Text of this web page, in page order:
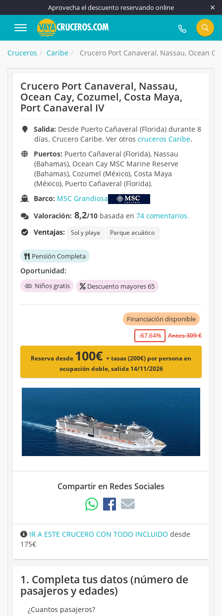
Aprovecha el descuento reservando online
917 815 555
Cruceros Caribe Crucero Port Canaveral, Nassau, Ocean
Crucero Port Canaveral, Nassau,
Ocean Cay, Cozumel, Costa Maya,
Port Canaveral IV
Salida: Desde Puerto Cañaveral (Florida) durante 8
días. Crucero Caribe. Ver otros cruceros Caribe.
Puertos: Puerto Cañaveral (Florida), Nassau
(Bahamas), Ocean Cay MSC Marine Reserve
(Bahamas), Cozumel (México), Costa Maya
(México), Puerto Cañaveral (Florida).
Barco: MSC Grandiosa
Valoración: 8,2/10 basada en74 comentarios.
Ventajas:
Sol y playa Parque acuático
Pensión Completa
Oportunidad:
Niños gratis Descuento mayores 65
Financiación disponible
-67.64% Antes 309 €
Reserva desde 100€ + tasas (200€) por persona en
ocupación doble, salida 14/11/2026
Compartir en Redes Sociales
IR A ESTE CRUCERO CON TODO INCLUIDO desde
175€
1. Completa tus datos (número de
pasajeros y edades)
¿Cuantos pasajeros?